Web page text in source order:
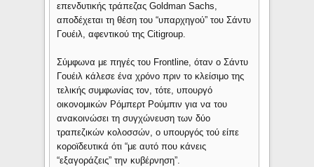
επενδυτικής τράπεζας Goldman Sachs,
αποδέχεται τη θέση του “υπαρχηγού” του Σάντυ
Γουέιλ, αφεντικού της Citigroup.
Σύμφωνα με πηγές του Frontline, όταν ο Σάντυ
Γουέιλ κάλεσε ένα χρόνο πριν το κλείσιμο της
τελικής συμφωνίας τον, τότε, υπουργό
οικονομικών Ρόμπερτ Ρούμπιν για να του
ανακοινώσει τη συγχώνευση των δύο
τραπεζικών κολοσσών, ο υπουργός τού είπε
κοροϊδευτικά ότι “με αυτό που κάνεις
“εξαγοράζεις” την κυβέρνηση”.